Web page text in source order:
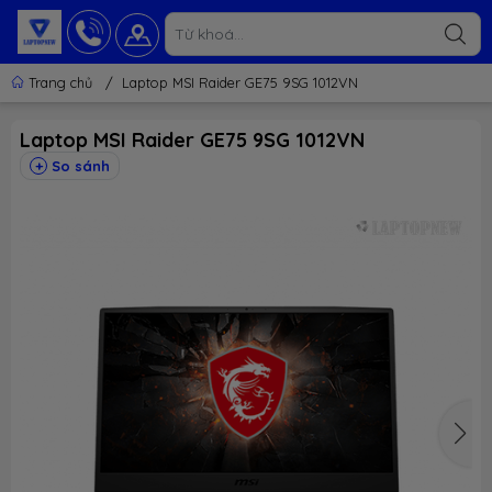
Trang chủ / Laptop MSI Raider GE75 9SG 1012VN
Laptop MSI Raider GE75 9SG 1012VN
So sánh